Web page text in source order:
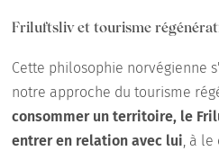
Friluftsliv et tourisme
Cette philosophie norvégienne
notre approche du tourisme
consommer un territoire, le
entrer en relation avec lui, à le